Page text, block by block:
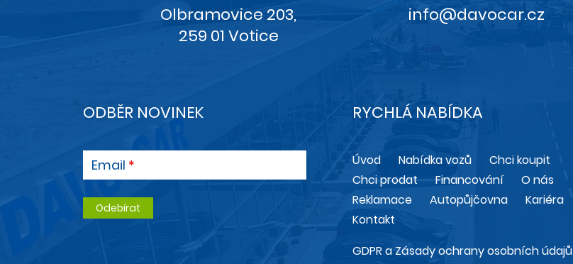
Olbramovice 203,
259 01 Votice
info@davocar.cz
ODBĚR NOVINEK
Email
RYCHLÁ NABÍDKA
Úvod Nabídka vozů
Chci koupit
Chci prodat
Financování
O nás
Reklamace
Autopůjčovna
Kariéra
Kontakt
GDPR a Zásady ochrany osobních údajů